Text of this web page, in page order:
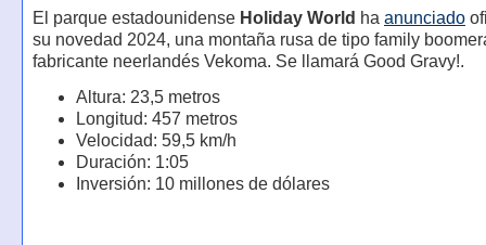
El parque estadounidense Holiday World ha anunciado
su novedad 2024, una montaña rusa de tipo family
fabricante neerlandés Vekoma. Se llamará Good Gravy!.
Altura: 23,5 metros
Longitud: 457 metros
Velocidad: 59,5 km/h
Duración: 1:05
Inversión: 10 millones de dólares